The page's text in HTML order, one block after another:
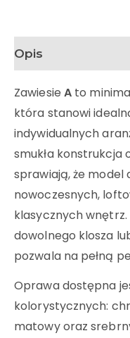
Opis
Zawiesie A to
która stanowi
indywidualnych
smukła konstrukcja
sprawiają, że model
nowoczesnych,
klasycznych wnętrz.
dowolnego klosza
pozwala na pełną
Oprawa dostępna
kolorystycznych:
matowy oraz